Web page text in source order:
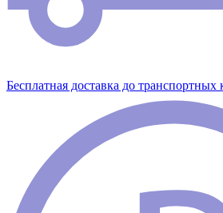
Бесплатная доставка до транспортных